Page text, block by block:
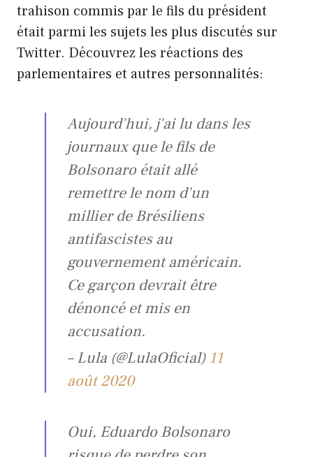
trahison commis par le fils du président
était parmi les sujets les plus discutés sur
Twitter. Découvrez les réactions des
parlementaires et autres personnalités:
Aujourd'hui, j'ai lu dans les
journaux que le fils de
Bolsonaro était allé
remettre le nom d'un
millier de Brésiliens
antifascistes au
gouvernement américain.
Ce garçon devrait être
dénoncé et mis en
accusation.
– Lula (@LulaOficial) 11
août 2020
Oui, Eduardo Bolsonaro